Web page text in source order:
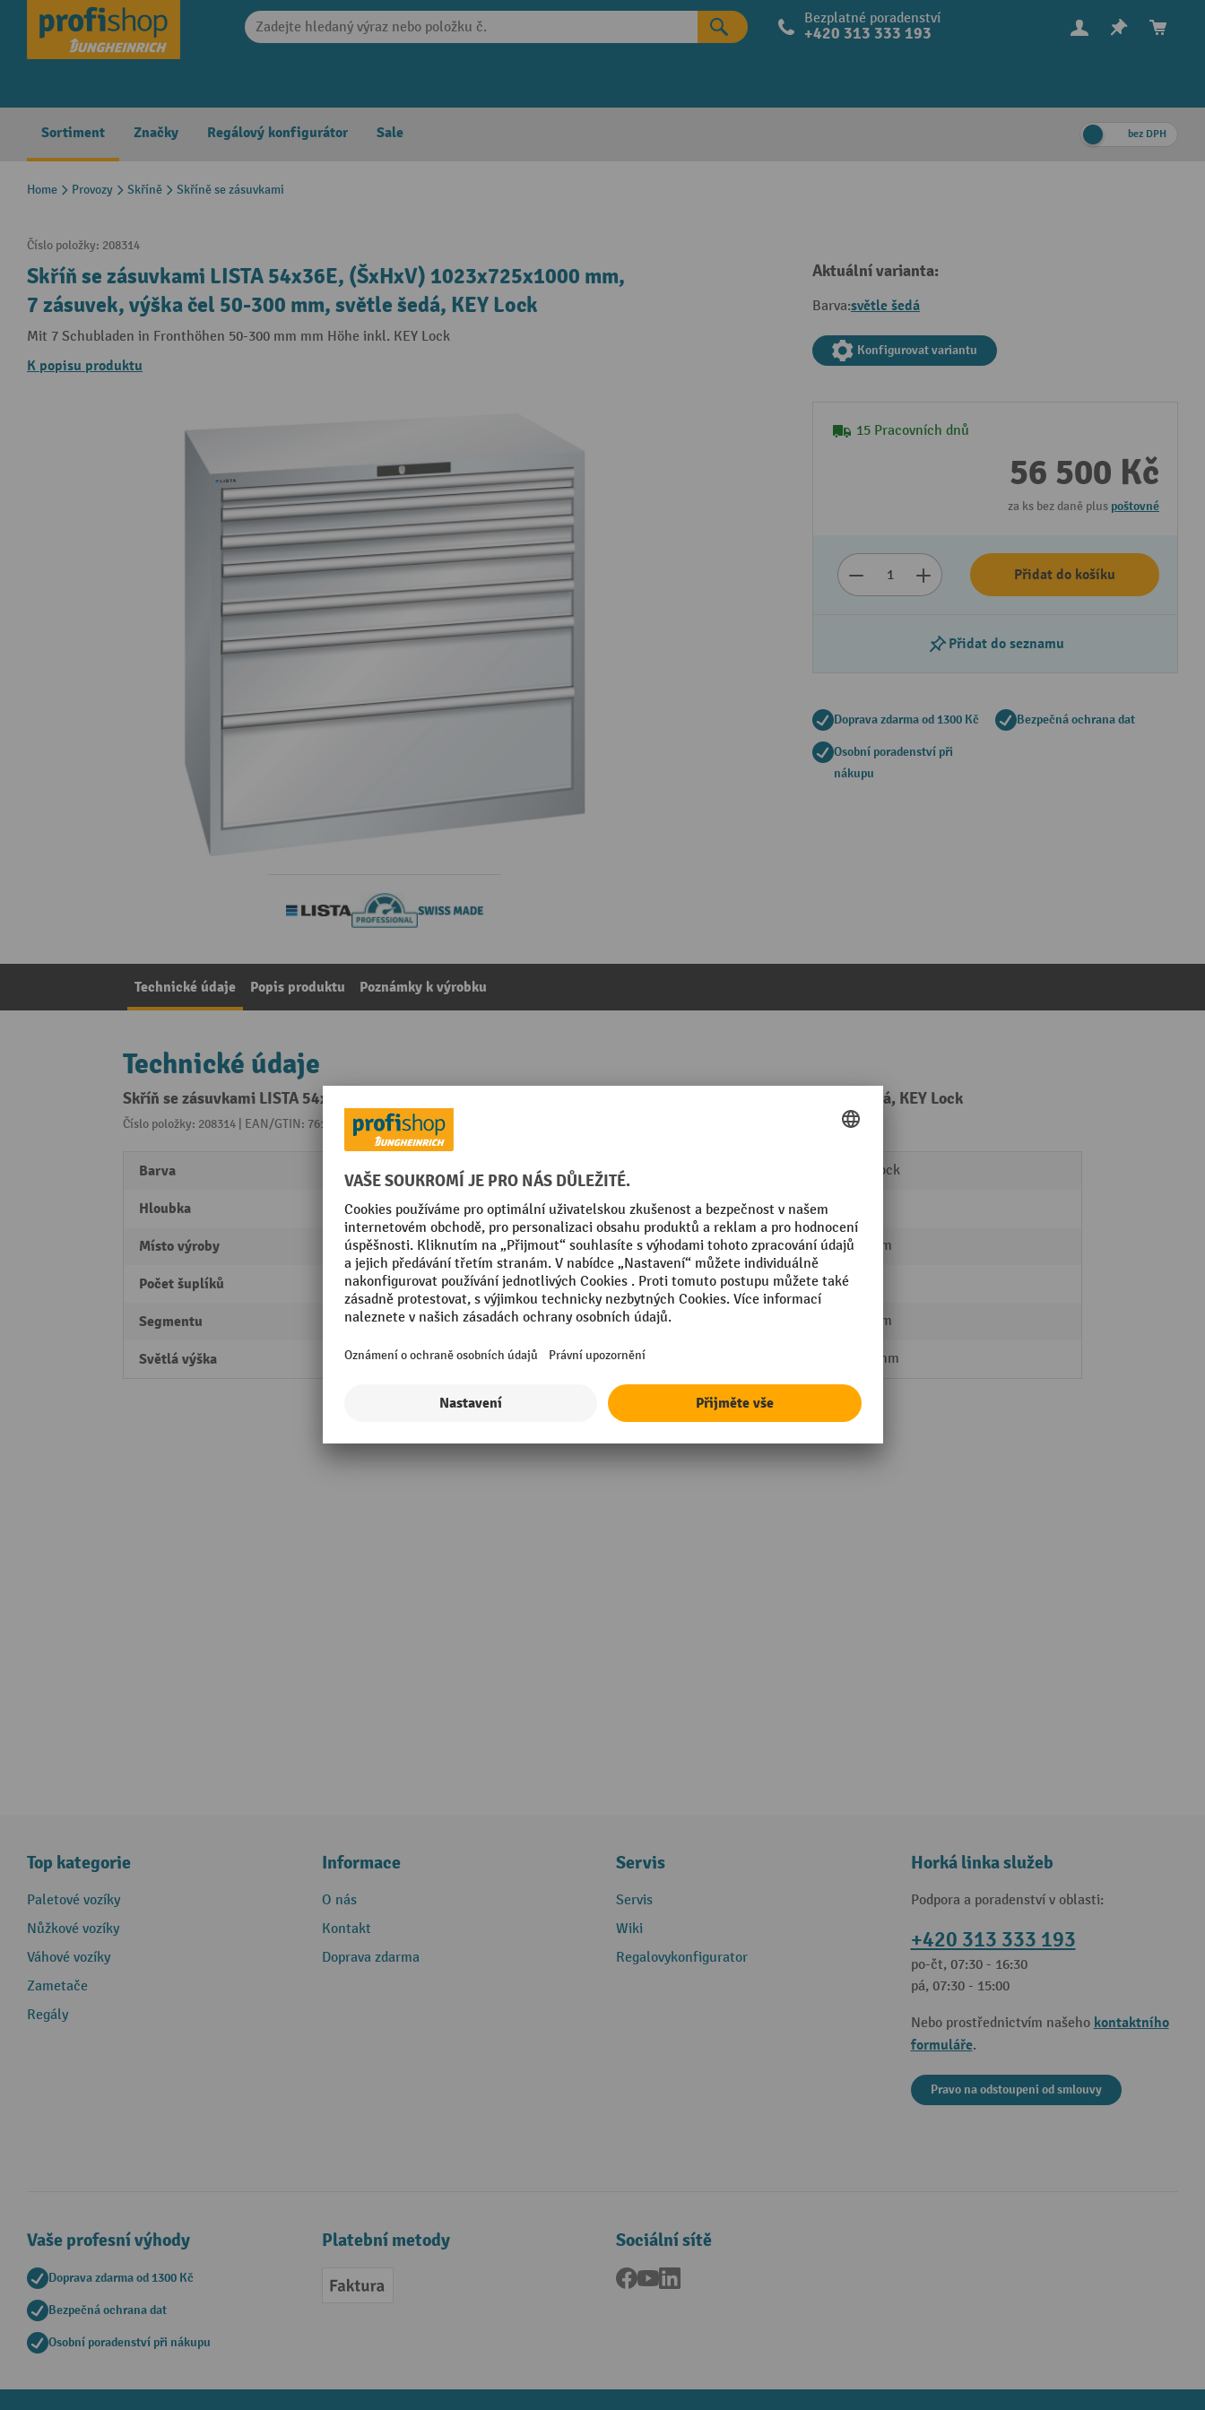
Skip to main navigation Bezplatné poradenství
+420 313 333 193
Sortiment Značky Regálový konfigurátor Sale bez DPH
Home Provozy Skříně Skříně se zásuvkami
Číslo položky: 208314
Skříň se zásuvkami LISTA 54x36E, (ŠxHxV) 1023x725x1000 mm,
7 zásuvek, výška čel 50-300 mm, světle šedá, KEY Lock
Mit 7 Schubladen in Fronthöhen 50-300 mm mm Höhe inkl. KEY Lock
K popisu produktu
Aktuální varianta:
Barva:světle šedá
Konfigurovat variantu
15 Pracovních dnů
56 500 Kč
za ks bez daně plus poštovné
Přidat do košíku
Přidat do seznamu
Doprava zdarma od 1300 Kč Bezpečná ochrana dat
Osobní poradenství při
nákupu
Technické údaje Popis produktu Poznámky k výrobku
Technické údaje
Skříň se zásuvkami LISTA 54x36E, (ŠxHxV) 1023x725x1000 mm, 7 zásuvek, výška čel 50-300 mm, světle šedá, KEY Lock
Číslo položky: 208314 | EAN/GTIN: 7612269035353Z kategorie:
Barva světle šedá
Hloubka 725 mm
Místo výroby Swiss Made
Počet šuplíků 7
Segmentu Professional
Světlá výška 900 mm
Zavírací systém KEY Lock
Značka
Šuplíky, hloubka 612 mm
Šuplíky, nosnost 75 kg
Šuplíky, šířka 918 mm
Šířka 1023 mm
Zobrazit všechny technické údaje
Top kategorie
Paletové vozíky
Nůžkové vozíky
Váhové vozíky
Zametače
Regály
Informace
O nás
Kontakt
Doprava zdarma
Servis
Servis
Wiki
Regalovykonfigurator
Horká linka služeb
Podpora a poradenství v oblasti:
+420 313 333 193
po-čt, 07:30 - 16:30
pá, 07:30 - 15:00
Nebo prostřednictvím našeho kontaktního
formuláře.
Pravo na odstoupeni od smlouvy
Vaše profesní výhody
Doprava zdarma od 1300 Kč
Bezpečná ochrana dat
Osobní poradenství při nákupu
Platební metody
Faktura
Sociální sítě
Facebook
YouTube